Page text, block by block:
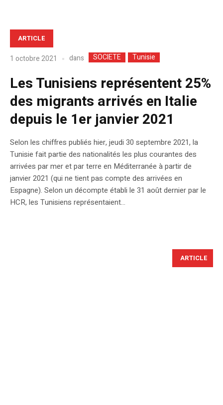
ARTICLE
1 octobre 2021 dans SOCIETE Tunisie
Les Tunisiens représentent 25%
des migrants arrivés en Italie
depuis le 1er janvier 2021
Selon les chiffres publiés hier, jeudi 30 septembre 2021, la
Tunisie fait partie des nationalités les plus courantes des
arrivées par mer et par terre en Méditerranée à partir de
janvier 2021 (qui ne tient pas compte des arrivées en
Espagne). Selon un décompte établi le 31 août dernier par le
HCR, les Tunisiens représentaient...
ARTICLE